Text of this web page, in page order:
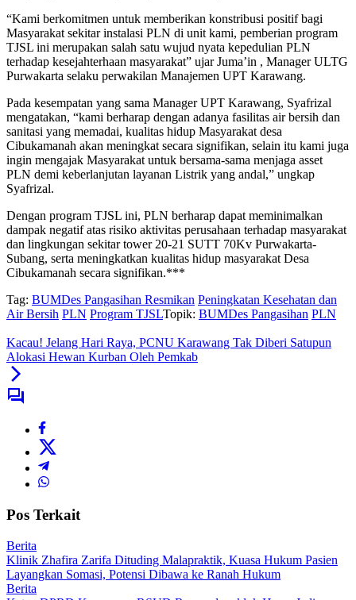
“Kami berkomitmen untuk memberikan konstribusi positif bagi
Masyarakat sekitar instalasi PLN di unit kami, pemberian program
TJSL ini merupakan salah satu wujud nyata kepedulian PLN
terhadap kesejahterhaan masyarakat” ujar Juma’in , Manager ULTG
Purwakarta selaku perwakilan Manajemen UPT Karawang.
Pada kesempatan yang sama Manager UPT Karawang, Syafrizal
mengatakan, “kami berharap dengan adanya fasilitas air bersih dan
sanitasi yang memadai, kualitas hidup Masyarakat desa
Cibukamanah akan meningkat secara signifikan, selain itu kami juga
ingin mengajak Masyarakat untuk bersama-sama menjaga asset
PLN demi keberlanjutan layanan Listrik yang andal,” ungkap
Syafrizal.
Dengan program TJSL ini, PLN berharap dapat meminimalkan
dampak negatif atas risiko aktivitas perusahaan terhadap masyarakat
dan lingkungan sekitar tower 20-21 SUTT 70Kv Purwakarta-
Subang, serta meningkatkan kualitas hidup masyarakat Desa
Cibukamanah secara signifikan.***
Tag: BUMDes Pangasihan Resmikan Peningkatan Kesehatan dan
Air Bersih PLN Program TJSLTopik: BUMDes Pangasihan PLN
Kacau! Jelang Hari Raya, PCNU Karawang Tak Diberi Satupun
Alokasi Hewan Kurban Oleh Pemkab
Pos Terkait
Berita
Klinik Zhafira Zarifa Dituding Malapraktik, Kuasa Hukum Pasien
Layangkan Somasi, Potensi Dibawa ke Ranah Hukum
Berita